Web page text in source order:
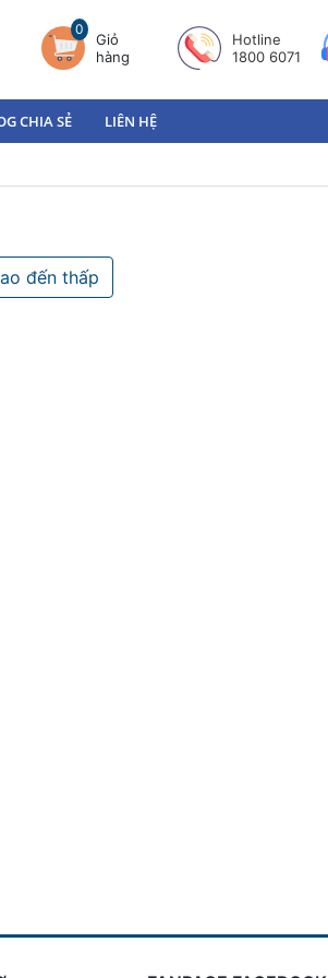
0
Giỏ
hàng
Hotline
1800 6071
CHIA SẺ LIÊN HỆ
đến thấp